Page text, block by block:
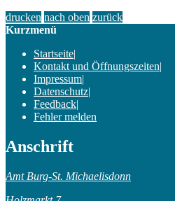
drucken nach oben zurück
Kurzmenü
Startseite|
Kontakt und Öffnungszeiten|
Impressum|
Datenschutz|
Feedback|
Fehler melden
Anschrift
Amt Burg-St. Michaelisdonn